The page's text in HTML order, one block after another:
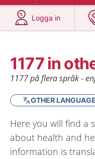
Logga in
at 1177.se
1177 in
1177 på flera språk -
OTHER
Here you will find a
about health and
information is